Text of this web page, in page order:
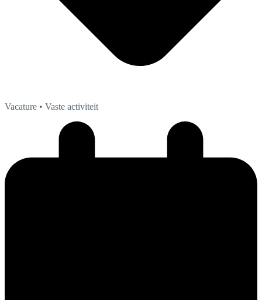
Vacature • Vaste activiteit